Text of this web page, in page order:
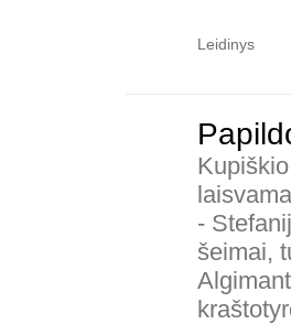
Leidinys
-
šeimai,